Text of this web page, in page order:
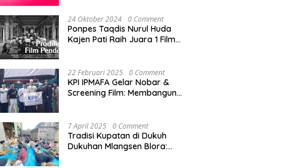
24 Oktober 2024 0 Comment
Ponpes Taqdis Nurul Huda
Kajen Pati Raih Juara 1 Film
22 Februari 2025 0 Comment
KPI IPMAFA Gelar Nobar &
Screening Film: Membangun
7 April 2025 0 Comment
Tradisi Kupatan di Dukuh
Dukuhan Mlangsen Blora: